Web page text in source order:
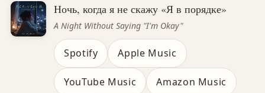
Ночь, когда я не скажу «Я в порядке»
A Night Without Saying "I'm Okay"
Spotify Apple Music
YouTube Music Amazon Music